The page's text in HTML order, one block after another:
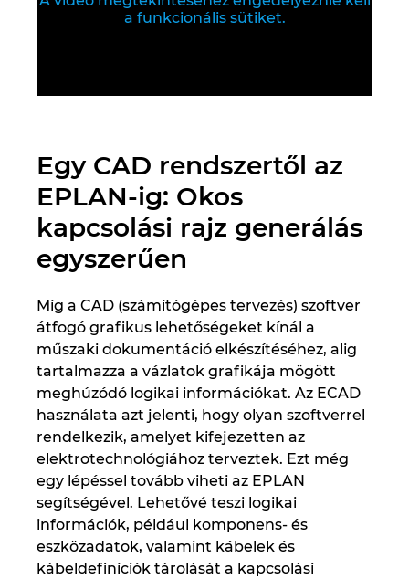
a funkcionális sütiket.
Egy CAD rendszertől az
EPLAN-ig: Okos
kapcsolási rajz generálás
egyszerűen
Míg a CAD (számítógépes tervezés) szoftver
átfogó grafikus lehetőségeket kínál a
műszaki dokumentáció elkészítéséhez, alig
tartalmazza a vázlatok grafikája mögött
meghúzódó logikai információkat. Az ECAD
használata azt jelenti, hogy olyan szoftverrel
rendelkezik, amelyet kifejezetten az
elektrotechnológiához terveztek. Ezt még
egy lépéssel tovább viheti az EPLAN
segítségével. Lehetővé teszi logikai
információk, például komponens- és
eszközadatok, valamint kábelek és
kábeldefiníciók tárolását a kapcsolási
Switzerland
Thailand
Turkey
Ukraine
United Arab Emirates
United Kingdom
United States